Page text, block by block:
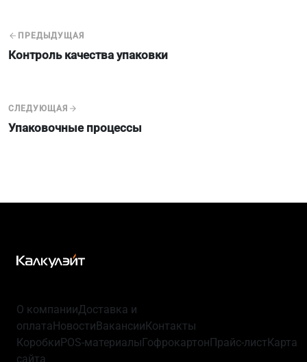
ПРЕДЫДУЩАЯ
Контроль качества упаковки
СЛЕДУЮЩАЯ
Упаковочные процессы
О компанииДоставка и
оплатаНовостиВакансииКонтакты
КоробкиPOS-материалыГофрокартонПрайс-листКарта
сайта